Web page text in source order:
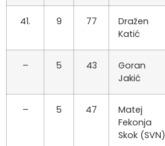
41. 9 77
Dražen
Katić
– 5 43
Goran
Jakić
– 5 47
Matej
Fekonja
Skok (SVN)